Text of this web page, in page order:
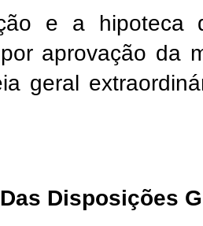
e a hipoteca
aprovação da
geral
Disposições